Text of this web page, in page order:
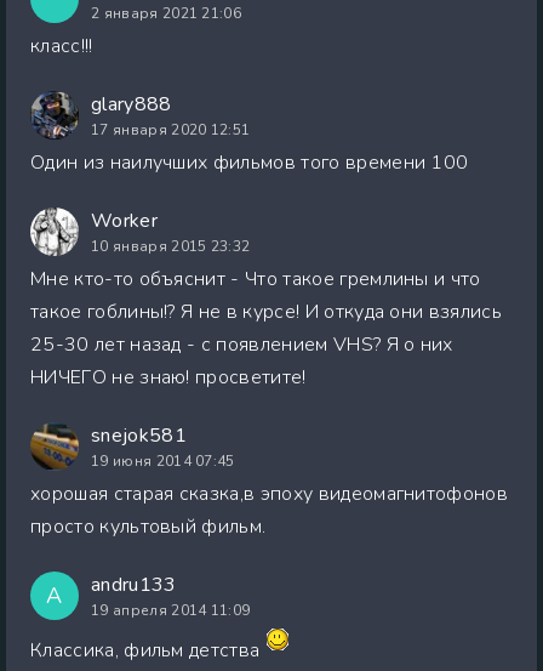
2 января 2021 21:06
класс!!!
glary888
17 января 2020 12:51
Один из наилучших фильмов того времени 100
Worker
10 января 2015 23:32
Мне кто-то объяснит - Что такое гремлины и что
такое гоблины!? Я не в курсе! И откуда они взялись
25-30 лет назад - с появлением VHS? Я о них
НИЧЕГО не знаю! просветите!
snejok581
19 июня 2014 07:45
хорошая старая сказка,в эпоху видеомагнитофонов
просто культовый фильм.
A andru133
19 апреля 2014 11:09
Классика, фильм детства